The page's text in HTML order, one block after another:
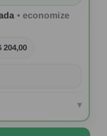
• economize
204,00
▾